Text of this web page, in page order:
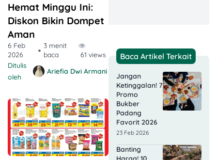
Hemat Minggu Ini:
Diskon Bikin Dompet
Aman
6 Feb
2026
3 menit
baca
61 views
Ditulis
oleh
Ariefia Dwi Armani
Baca Artikel Terkait
Jangan
Ketinggalan! 7
Promo
Bukber
Padang
Favorit 2026
23 Feb 2026
Banting